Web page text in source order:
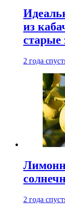
из
старые
2 года
2 года